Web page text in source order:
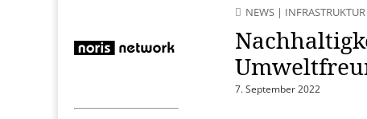
NEWS| INFRASTRUKTUR
7. September 2022